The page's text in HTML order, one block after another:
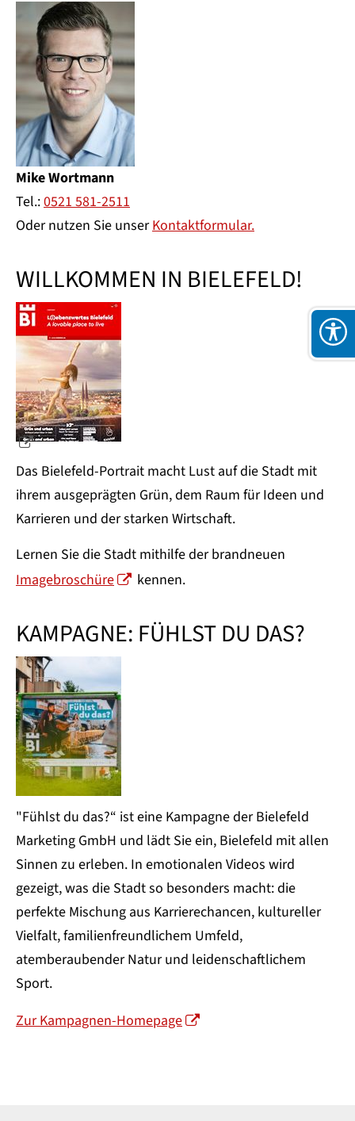
Mike Wortmann
Tel.:0521 581-2511
Oder nutzen Sie unserKontaktformular.
WILLKOMMEN IN BIELEFELD!
Das Bielefeld-Portrait macht Lust auf die Stadt mit
ihrem ausgeprägten Grün, dem Raum für Ideen und
Karrieren und der starken Wirtschaft.
Lernen Sie die Stadt mithilfe der brandneuen
Imagebroschüre
kennen.
KAMPAGNE: FÜHLST DU DAS?
"Fühlst du das?“ ist eine Kampagne der Bielefeld
Marketing GmbH und lädt Sie ein, Bielefeld mit allen
Sinnen zu erleben. In emotionalen Videos wird
gezeigt, was die Stadt so besonders macht: die
perfekte Mischung aus Karrierechancen, kultureller
Vielfalt, familienfreundlichem Umfeld,
atemberaubender Natur und leidenschaftlichem
Sport.
Zur Kampagnen-Homepage